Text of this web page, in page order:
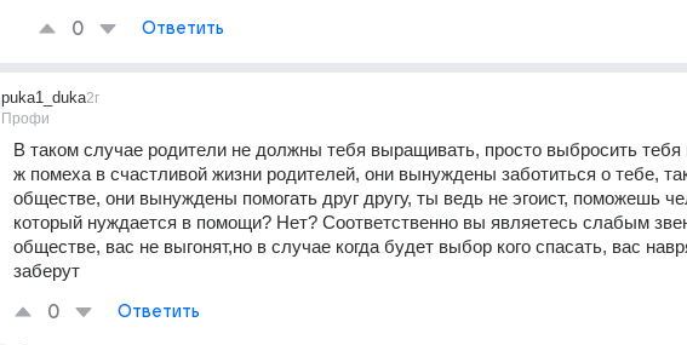
0 Ответить
puka1_duka
Профи
2г
В таком случае родители не должны тебя выращивать, просто выбросить тебя
ж помеха в счастливой жизни родителей, они вынуждены заботиться о тебе,
обществе, они вынуждены помогать друг другу, ты ведь не эгоист, поможешь
который нуждается в помощи? Нет? Соответственно вы являетесь слабым
обществе, вас не выгонят,но в случае когда будет выбор кого спасать, вас
заберут
0 Ответить